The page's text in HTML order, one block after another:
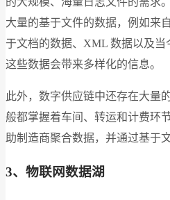
大量的基于文件的数据，例如来
于文档的数据、XML 数据以及当
这些数据会带来多样化的信息。
此外，数字供应链中还存在大量
般都掌握着车间、转运和计费环
助制造商聚合数据，并通过基于
3、物联网数据湖